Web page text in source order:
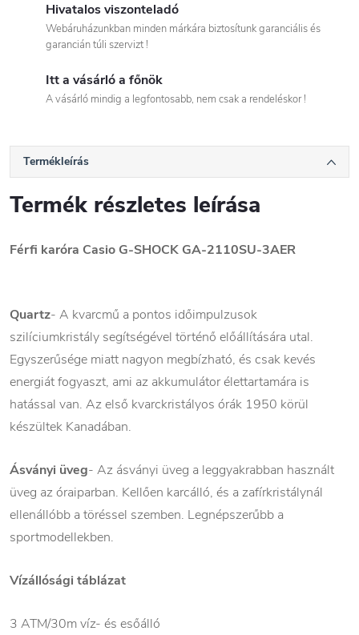
Hivatalos viszonteladó
Webáruházunkban minden márkára biztosítunk garanciális és
garancián túli szervizt !
Itt a vásárló a főnök
A vásárló mindig a legfontosabb, nem csak a rendeléskor !
Termékleírás
Termék részletes leírása
Férfi karóra Casio G-SHOCK GA-2110SU-3AER
Quartz- A kvarcmű a pontos időimpulzusok
szilíciumkristály segítségével történő előállítására utal.
Egyszerűsége miatt nagyon megbízható, és csak kevés
energiát fogyaszt, ami az akkumulátor élettartamára is
hatással van. Az első kvarckristályos órák 1950 körül
készültek Kanadában.
Ásványi üveg- Az ásványi üveg a leggyakrabban használt
üveg az óraiparban. Kellően karcálló, és a zafírkristálynál
ellenállóbb a töréssel szemben. Legnépszerűbb a
sportmodellekben.
Vízállósági táblázat
3 ATM/30m víz- és esőálló